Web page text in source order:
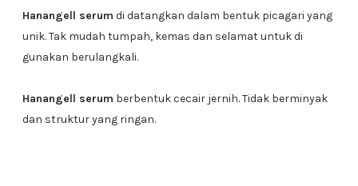
Hanangell serum di datangkan dalam bentuk picagari yang
unik. Tak mudah tumpah, kemas dan selamat untuk di
gunakan berulangkali.
Hanangell serum berbentuk cecair jernih. Tidak berminyak
dan struktur yang ringan.